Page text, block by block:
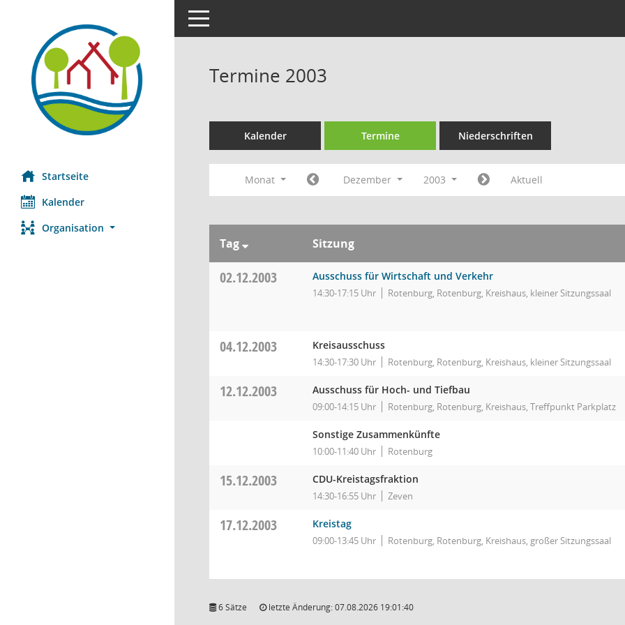
Startseite
Kalender
Organisation
Toggle navigation
Termine 2003
Kalender Termine Niederschriften
Monat Dezember 2003 Aktuell
Tag Sitzung
02.12.2003 Ausschuss für Wirtschaft und Verkehr
14:30-17:15 Uhr Rotenburg, Rotenburg, Kreishaus, kleiner Sitzungssaal
04.12.2003 Kreisausschuss
14:30-17:30 Uhr Rotenburg, Rotenburg, Kreishaus, kleiner Sitzungssaal
12.12.2003 Ausschuss für Hoch- und Tiefbau
09:00-14:15 Uhr Rotenburg, Rotenburg, Kreishaus, Treffpunkt Parkplatz
Sonstige Zusammenkünfte
10:00-11:40 Uhr Rotenburg
15.12.2003 CDU-Kreistagsfraktion
14:30-16:55 Uhr Zeven
17.12.2003 Kreistag
09:00-13:45 Uhr Rotenburg, Rotenburg, Kreishaus, großer Sitzungssaal
6 Sätze letzte Änderung: 07.08.2026 19:01:40